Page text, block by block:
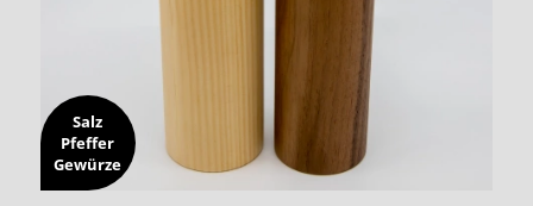
Salz
Pfeffer
Gewürze